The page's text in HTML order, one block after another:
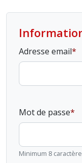
Adresse email
Mot de passe
Minimum 8